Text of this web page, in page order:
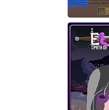
Realms Beyond: